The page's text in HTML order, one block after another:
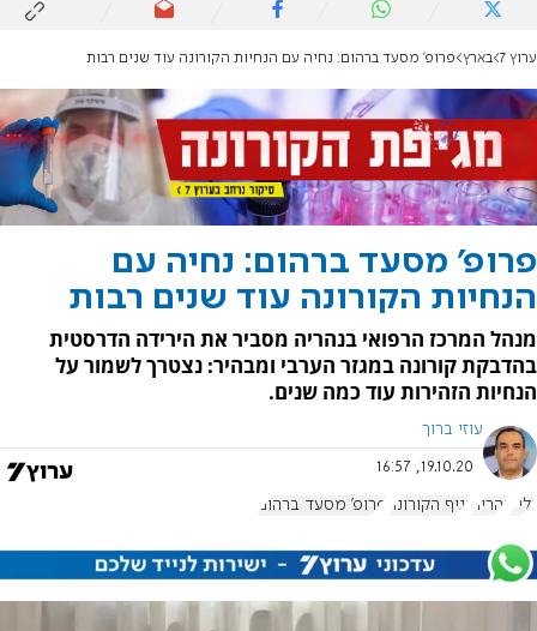
ערוץ 7 בארץ פרופ' מסעד ברהום: נחיה עם הנחיות הקורונה עוד שנים רבות
פרופ' מסעד ברהום: נחיה עם
הנחיות הקורונה עוד שנים רבות
מנהל המרכז הרפואי בנהריה מסביר את הירידה הדרסטית
בהדבקת קורונה במגזר הערבי ומבהיר: נצטרך לשמור על
הנחיות הזהירות עוד כמה שנים.
עוזי ברוך
19.10.20, 16:57
גליל נהריה נגיף הקורונה פרופ' מסעד ברהום